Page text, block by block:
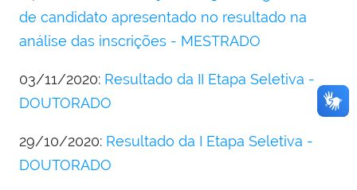
de candidato apresentado no resultado na
análise das inscrições - MESTRADO
03/11/2020: Resultado da II Etapa Seletiva -
DOUTORADO
29/10/2020: Resultado da I Etapa Seletiva -
DOUTORADO